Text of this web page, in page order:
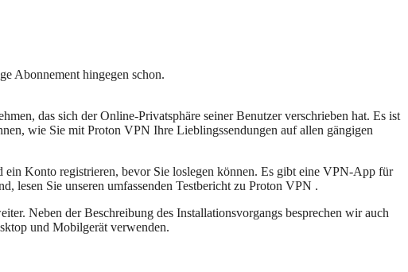
Abonnement hingegen schon.
das sich der Online-Privatsphäre seiner Benutzer verschrieben hat. Es ist
wie Sie mit Proton VPN Ihre Lieblingssendungen auf allen gängigen
ein Konto registrieren, bevor Sie loslegen können. Es gibt eine VPN-App für
lesen Sie unseren umfassenden Testbericht zu Proton VPN .
Neben der Beschreibung des Installationsvorgangs besprechen wir auch
und Mobilgerät verwenden.